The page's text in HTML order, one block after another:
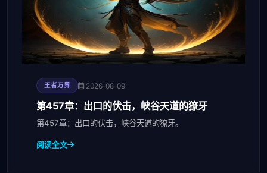
王者万界 2026-08-09
第457章：出口的伏击，峡谷天道的獠牙
第457章：出口的伏击，峡谷天道的獠牙。
阅读全文